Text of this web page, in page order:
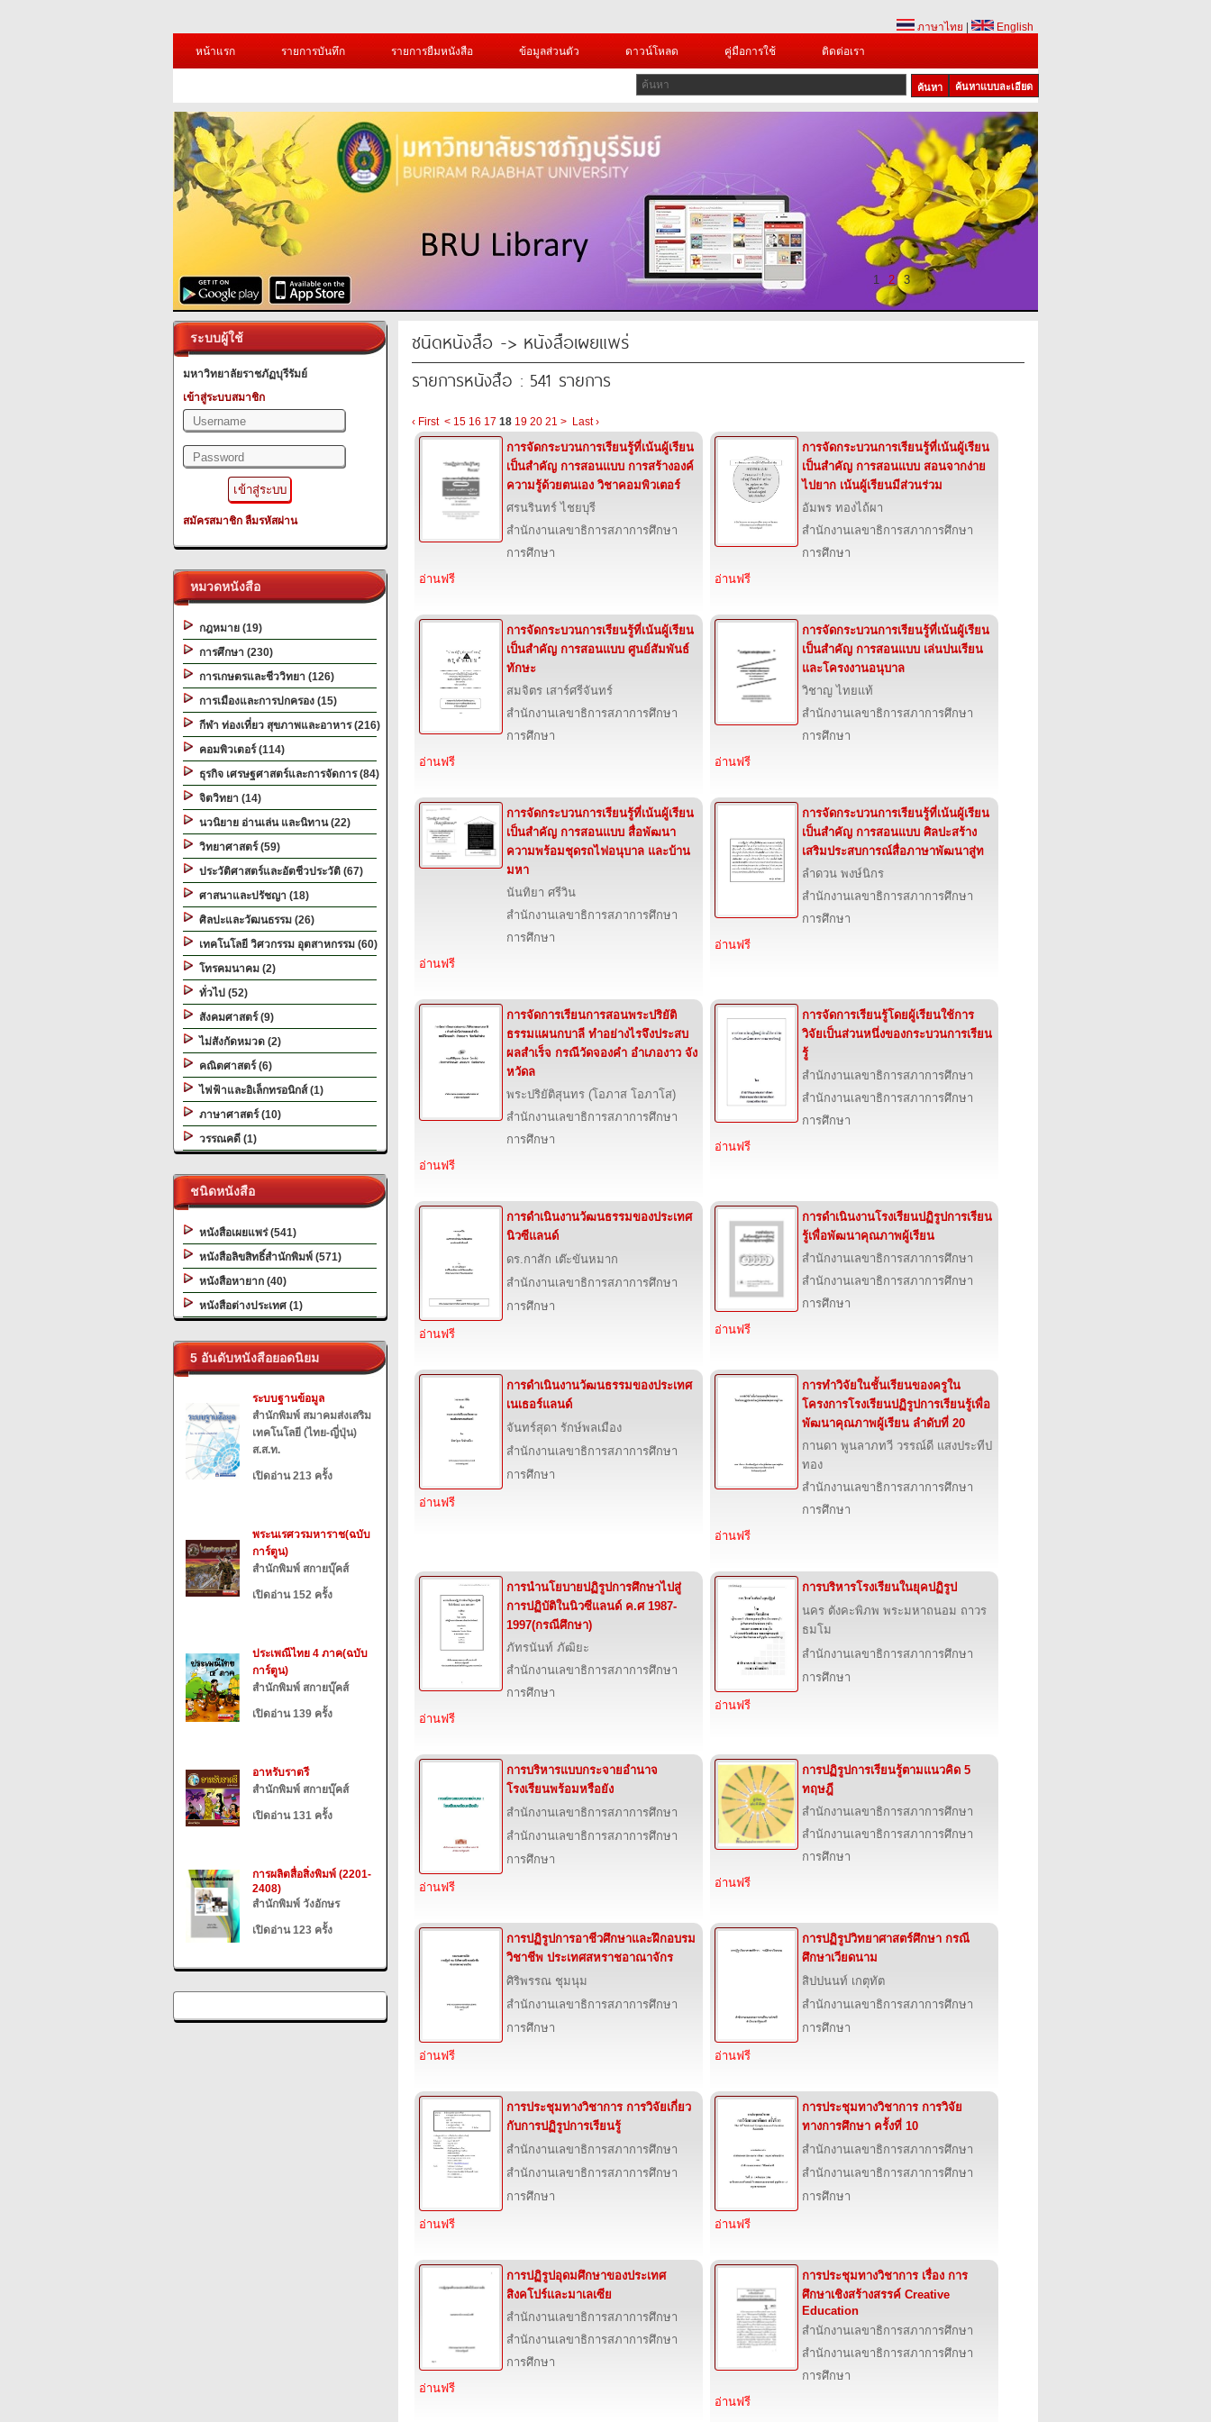
ภาษาไทย
English
หน้าแรก
รายการบันทึก รายการยืมหนังสือ ข้อมูลส่วนตัว ดาวน์โหลด คู่มือการใช้ ติดต่อเรา
ค้นหาแบบละเอียด
1 2 3
ระบบผู้ใช้
มหาวิทยาลัยราชภัฏบุรีรัมย์
เข้าสู่ระบบสมาชิก
สมัครสมาชิก ลืมรหัสผ่าน
หมวดหนังสือ
กฎหมาย (19)
การศึกษา (230)
การเกษตรและชีววิทยา (126)
การเมืองและการปกครอง (15)
กีฬา ท่องเที่ยว สุขภาพและอาหาร (216)
คอมพิวเตอร์ (114)
ธุรกิจ เศรษฐศาสตร์และการจัดการ (84)
จิตวิทยา (14)
นวนิยาย อ่านเล่น และนิทาน (22)
วิทยาศาสตร์ (59)
ประวัติศาสตร์และอัตชีวประวัติ (67)
ศาสนาและปรัชญา (18)
ศิลปะและวัฒนธรรม (26)
เทคโนโลยี วิศวกรรม อุตสาหกรรม (60)
โทรคมนาคม (2)
ทั่วไป (52)
สังคมศาสตร์ (9)
ไม่สังกัดหมวด (2)
คณิตศาสตร์ (6)
ไฟฟ้าและอิเล็กทรอนิกส์ (1)
ภาษาศาสตร์ (10)
วรรณคดี (1)
ชนิดหนังสือ
หนังสือเผยแพร่ (541)
หนังสือลิขสิทธิ์สำนักพิมพ์ (571)
หนังสือหายาก (40)
หนังสือต่างประเทศ (1)
5 อันดับหนังสือยอดนิยม
ระบบฐานข้อมูล
สำนักพิมพ์ สมาคมส่งเสริม
เทคโนโลยี (ไทย-ญี่ปุ่น)
ส.ส.ท.
เปิดอ่าน 213 ครั้ง
พระนเรศวรมหาราช(ฉบับ
การ์ตูน)
สำนักพิมพ์ สกายบุ๊คส์
เปิดอ่าน 152 ครั้ง
ประเพณีไทย 4 ภาค(ฉบับ
การ์ตูน)
สำนักพิมพ์ สกายบุ๊คส์
เปิดอ่าน 139 ครั้ง
อาหรับราตรี
สำนักพิมพ์ สกายบุ๊คส์
เปิดอ่าน 131 ครั้ง
การผลิตสื่อสิ่งพิมพ์ (2201-
2408)
สำนักพิมพ์ วังอักษร
เปิดอ่าน 123 ครั้ง
ชนิดหนังสือ -> หนังสือเผยแพร่
รายการหนังสือ : 541 รายการ
‹ First < 15 16 17 18 19 20 21 > Last ›
การจัดกระบวนการเรียนรู้ที่เน้นผู้เรียน
เป็นสำคัญ การสอนแบบ การสร้างองค์
ความรู้ด้วยตนเอง วิชาคอมพิวเตอร์
ศรนรินทร์ ไชยบุรี
สำนักงานเลขาธิการสภาการศึกษา
การศึกษา
อ่านฟรี
การจัดกระบวนการเรียนรู้ที่เน้นผู้เรียน
เป็นสำคัญ การสอนแบบ สอนจากง่าย
ไปยาก เน้นผู้เรียนมีส่วนร่วม
อัมพร ทองไถ้ผา
สำนักงานเลขาธิการสภาการศึกษา
การศึกษา
อ่านฟรี
การจัดกระบวนการเรียนรู้ที่เน้นผู้เรียน
เป็นสำคัญ การสอนแบบ ศูนย์สัมพันธ์
ทักษะ
สมจิตร เสาร์ศรีจันทร์
สำนักงานเลขาธิการสภาการศึกษา
การศึกษา
อ่านฟรี
การจัดกระบวนการเรียนรู้ที่เน้นผู้เรียน
เป็นสำคัญ การสอนแบบ เล่นปนเรียน
และโครงงานอนุบาล
วิชาญ ไทยแท้
สำนักงานเลขาธิการสภาการศึกษา
การศึกษา
อ่านฟรี
การจัดกระบวนการเรียนรู้ที่เน้นผู้เรียน
เป็นสำคัญ การสอนแบบ สื่อพัฒนา
ความพร้อมชุดรถไฟอนุบาล และบ้าน
มหา
นันทิยา ศรีวิน
สำนักงานเลขาธิการสภาการศึกษา
การศึกษา
อ่านฟรี
การจัดกระบวนการเรียนรู้ที่เน้นผู้เรียน
เป็นสำคัญ การสอนแบบ ศิลปะสร้าง
เสริมประสบการณ์สื่อภาษาพัฒนาสู่ท
ลำดวน พงษ์นิกร
สำนักงานเลขาธิการสภาการศึกษา
การศึกษา
อ่านฟรี
การจัดการเรียนการสอนพระปริยัติ
ธรรมแผนกบาลี ทำอย่างไรจึงประสบ
ผลสำเร็จ กรณีวัดจองคำ อำเภองาว จัง
หวัดล
พระปริยัติสุนทร (โอภาส โอภาโส)
สำนักงานเลขาธิการสภาการศึกษา
การศึกษา
อ่านฟรี
การจัดการเรียนรู้โดยผู้เรียนใช้การ
วิจัยเป็นส่วนหนึ่งของกระบวนการเรียน
รู้
สำนักงานเลขาธิการสภาการศึกษา
สำนักงานเลขาธิการสภาการศึกษา
การศึกษา
อ่านฟรี
การดำเนินงานวัฒนธรรมของประเทศ
นิวซีแลนด์
ดร.กาสัก เต๊ะขันหมาก
สำนักงานเลขาธิการสภาการศึกษา
การศึกษา
อ่านฟรี
การดำเนินงานโรงเรียนปฏิรูปการเรียน
รู้เพื่อพัฒนาคุณภาพผู้เรียน
สำนักงานเลขาธิการสภาการศึกษา
สำนักงานเลขาธิการสภาการศึกษา
การศึกษา
อ่านฟรี
การดำเนินงานวัฒนธรรมของประเทศ
เนเธอร์แลนด์
จันทร์สุดา รักษ์พลเมือง
สำนักงานเลขาธิการสภาการศึกษา
การศึกษา
อ่านฟรี
การทำวิจัยในชั้นเรียนของครูใน
โครงการโรงเรียนปฏิรูปการเรียนรู้เพื่อ
พัฒนาคุณภาพผู้เรียน ลำดับที่ 20
กานดา พูนลาภทวี วรรณ์ดี แสงประทีป
ทอง
สำนักงานเลขาธิการสภาการศึกษา
การศึกษา
อ่านฟรี
การนำนโยบายปฏิรูปการศึกษาไปสู่
การปฏิบัติในนิวซีแลนด์ ค.ศ 1987-
1997(กรณีศึกษา)
ภัทรนันท์ ภัฒิยะ
สำนักงานเลขาธิการสภาการศึกษา
การศึกษา
อ่านฟรี
การบริหารโรงเรียนในยุคปฏิรูป
นคร ตังคะพิภพ พระมหาถนอม ถาวร
ธมโม
สำนักงานเลขาธิการสภาการศึกษา
การศึกษา
อ่านฟรี
การบริหารแบบกระจายอำนาจ
โรงเรียนพร้อมหรือยัง
สำนักงานเลขาธิการสภาการศึกษา
สำนักงานเลขาธิการสภาการศึกษา
การศึกษา
อ่านฟรี
การปฏิรูปการเรียนรู้ตามแนวคิด 5
ทฤษฎี
สำนักงานเลขาธิการสภาการศึกษา
สำนักงานเลขาธิการสภาการศึกษา
การศึกษา
อ่านฟรี
การปฏิรูปการอาชีวศึกษาและฝึกอบรม
วิชาชีพ ประเทศสหราชอาณาจักร
ศิริพรรณ ชุมนุม
สำนักงานเลขาธิการสภาการศึกษา
การศึกษา
อ่านฟรี
การปฏิรูปวิทยาศาสตร์ศึกษา กรณี
ศึกษาเวียดนาม
สิปปนนท์ เกตุทัต
สำนักงานเลขาธิการสภาการศึกษา
การศึกษา
อ่านฟรี
การประชุมทางวิชาการ การวิจัยเกี่ยว
กับการปฏิรูปการเรียนรู้
สำนักงานเลขาธิการสภาการศึกษา
สำนักงานเลขาธิการสภาการศึกษา
การศึกษา
อ่านฟรี
การประชุมทางวิชาการ การวิจัย
ทางการศึกษา ครั้งที่ 10
สำนักงานเลขาธิการสภาการศึกษา
สำนักงานเลขาธิการสภาการศึกษา
การศึกษา
อ่านฟรี
การปฏิรูปอุดมศึกษาของประเทศ
สิงคโปร์และมาเลเซีย
สำนักงานเลขาธิการสภาการศึกษา
สำนักงานเลขาธิการสภาการศึกษา
การศึกษา
อ่านฟรี
การประชุมทางวิชาการ เรื่อง การ
ศึกษาเชิงสร้างสรรค์ Creative
Education
สำนักงานเลขาธิการสภาการศึกษา
สำนักงานเลขาธิการสภาการศึกษา
การศึกษา
อ่านฟรี